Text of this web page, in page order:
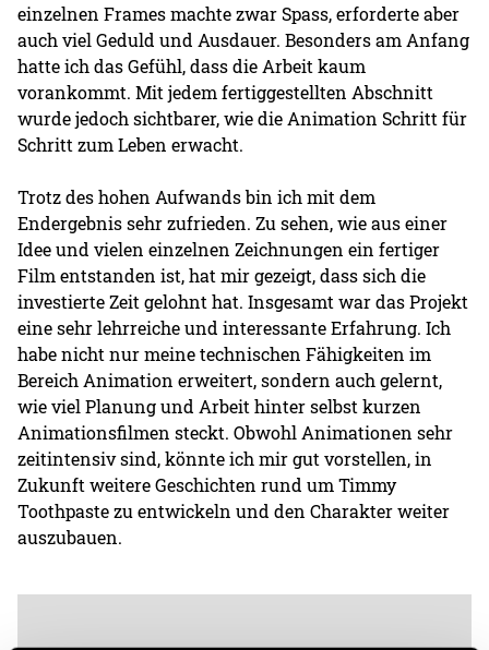
einzelnen Frames machte zwar Spass, erforderte aber
auch viel Geduld und Ausdauer. Besonders am Anfang
hatte ich das Gefühl, dass die Arbeit kaum
vorankommt. Mit jedem fertiggestellten Abschnitt
wurde jedoch sichtbarer, wie die Animation Schritt für
Schritt zum Leben erwacht.
Trotz des hohen Aufwands bin ich mit dem
Endergebnis sehr zufrieden. Zu sehen, wie aus einer
Idee und vielen einzelnen Zeichnungen ein fertiger
Film entstanden ist, hat mir gezeigt, dass sich die
investierte Zeit gelohnt hat. Insgesamt war das Projekt
eine sehr lehrreiche und interessante Erfahrung. Ich
habe nicht nur meine technischen Fähigkeiten im
Bereich Animation erweitert, sondern auch gelernt,
wie viel Planung und Arbeit hinter selbst kurzen
Animationsfilmen steckt. Obwohl Animationen sehr
zeitintensiv sind, könnte ich mir gut vorstellen, in
Zukunft weitere Geschichten rund um Timmy
Toothpaste zu entwickeln und den Charakter weiter
auszubauen.